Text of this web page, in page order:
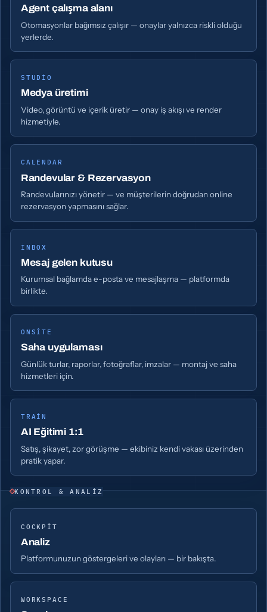
KONTROL & ANALIZ
COCKPIT
Analiz
Platformunuzun göstergeleri ve olayları — bir bakışta.
WORKSPACE
Agent çalışma alanı
Otomasyonlar bağımsız çalışır — onaylar yalnızca riskli olduğu
yerlerde.
STUDIO
Medya üretimi
Video, görüntü ve içerik üretir — onay iş akışı ve render
hizmetiyle.
CALENDAR
Randevular & Rezervasyon
Randevularınızı yönetir — ve müşterilerin doğrudan online
rezervasyon yapmasını sağlar.
INBOX
Mesaj gelen kutusu
Kurumsal bağlamda e-posta ve mesajlaşma — platformda
birlikte.
ONSITE
Saha uygulaması
Günlük turlar, raporlar, fotoğraflar, imzalar — montaj ve saha
hizmetleri için.
TRAIN
AI Eğitimi 1:1
Satış, şikayet, zor görüşme — ekibiniz kendi vakası üzerinden
pratik yapar.